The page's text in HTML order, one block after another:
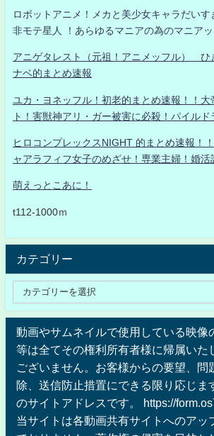
ロボットアニメ！メカと美少女キャラだいす
非モテ星人 ！あらゆるマニアの為のマニアッ
アニゲタレスト（元祖！アニメッフル） ひ
ナベ的まとめ速報
ユカ・ヨネッフル！初老的まとめ速報！！大
ト！害獣神アリ・ガー被害に必殺！パイルド
ヒロコンプレックスNIGHT 的まとめ速報！
ャアラフィフ女子のめざせ！専業主婦！婚活
萌えっとこあに！
t112-1000ｍ
カテゴリー
動画やサムネイルで使用している映像
等は全てその権利所有者様に帰属いた
ございません。お客様からの要望、問
除、送信防止措置にできる限り応じま
のサイトアドレスです。 https://
当サイトは各動画共有サイトへのアッ